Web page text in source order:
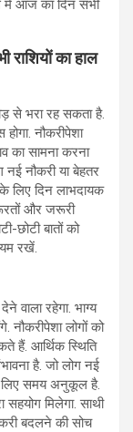
में आज का दिन सभी
का हाल
से भरा रह सकता है.
नौकरीपेशा
का सामना करना
नौकरी या बेहतर
लिए दिन लाभदायक
और जरूरी
छोटी बातों को
रखें.
वाला रहेगा. भाग्य
लोगों को
हैं. आर्थिक स्थिति
है. जो लोग नई
लिए समय अनुकूल है.
सहयोग मिलेगा. साथी
बदलने की सोच